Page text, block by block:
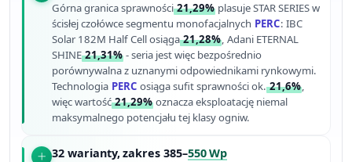
Górna granica sprawności21,29% plasuje STAR SERIES w
ścisłej czołówce segmentu monofacjalnych PERC: IBC
Solar 182M Half Cell osiąga21,28%, Adani ETERNAL
SHINE21,31% - seria jest więc bezpośrednio
porównywalna z uznanymi odpowiednikami rynkowymi.
Technologia PERC osiąga sufit sprawności ok.21,6%,
więc wartość21,29% oznacza eksploatację niemal
maksymalnego potencjału tej klasy ogniw.
32 warianty, zakres 385–550 Wp